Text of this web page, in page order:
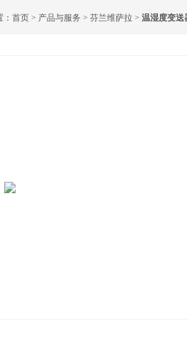
首页 > 产品与服务 > 芬兰维萨拉 > 温湿度变送